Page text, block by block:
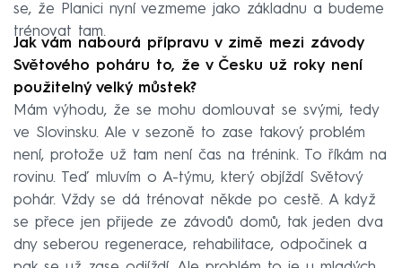
se, že Planici nyní vezmeme jako základnu a budeme
trénovat tam.
Jak vám nabourá přípravu v zimě mezi závody
Světového poháru to, že v Česku už roky není
použitelný velký můstek?
Mám výhodu, že se mohu domlouvat se svými, tedy
ve Slovinsku. Ale v sezoně to zase takový problém
není, protože už tam není čas na trénink. To říkám na
rovinu. Teď mluvím o A-týmu, který objíždí Světový
pohár. Vždy se dá trénovat někde po cestě. A když
se přece jen přijede ze závodů domů, tak jeden dva
dny seberou regenerace, rehabilitace, odpočinek a